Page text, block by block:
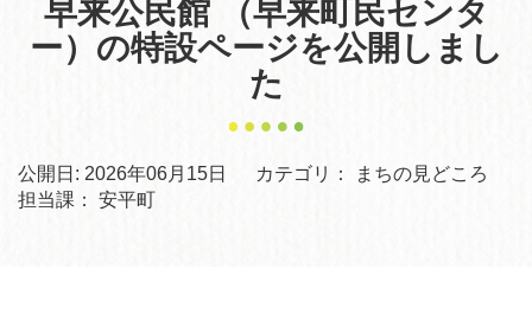
早来公民館 （早来町民センタ
ー）の特設ページを公開しまし
た
公開日: 2026年06月15日 カテゴリ：
まちの見どころ
担当課：
安平町